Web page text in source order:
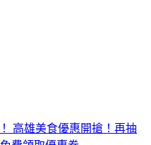
費領取優惠券